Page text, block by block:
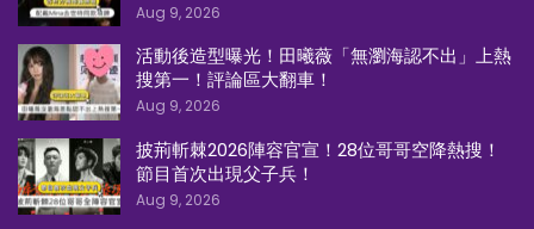
Aug 9, 2026
活動後造型曝光！田曦薇「無瀏海認不出」上熱
搜第一！評論區大翻車！
Aug 9, 2026
披荊斬棘2026陣容官宣！28位哥哥空降熱搜！
節目首次出現父子兵！
Aug 9, 2026